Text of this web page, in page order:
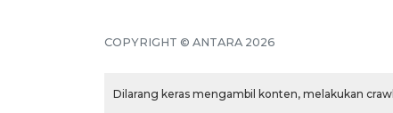
COPYRIGHT © ANTARA 2026
Dilarang keras mengambil konten, melakukan